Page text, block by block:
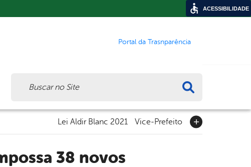
Portal da Trasnparência
Lei Aldir Blanc 2021 Vice-Prefeito
ACESSIBILIDADE